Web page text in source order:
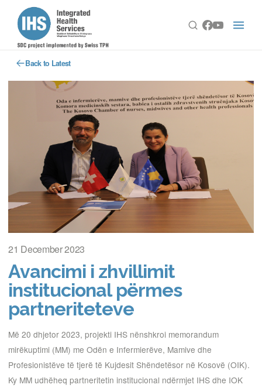
Back to Latest
21 December 2023
Avancimi i zhvillimit
institucional përmes
partneriteteve
Më 20 dhjetor 2023, projekti IHS nënshkroi memorandum
mirëkuptimi (MM) me Odën e Infermierëve, Mamive dhe
Profesionistëve të tjerë të Kujdesit Shëndetësor në Kosovë (OIK).
Ky MM udhëheq partneritetin institucional ndërmjet IHS dhe IOK